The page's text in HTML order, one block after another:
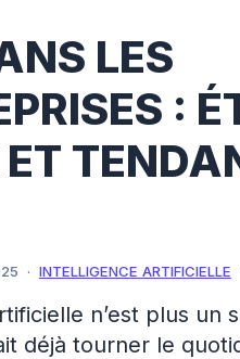
LES
:
INTELLIGENCE ARTIFICIELLE
n’est plus un
déjà tourner le